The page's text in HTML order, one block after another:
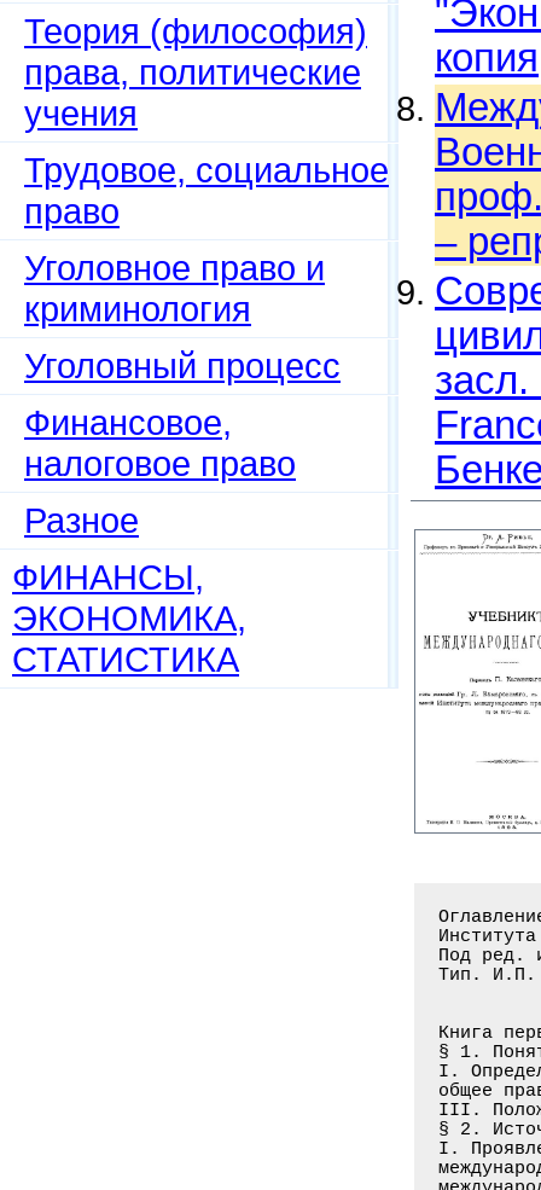
Теория (философия)
права, политические
учения
Трудовое, социальное
право
Уголовное право и
криминология
Уголовный процесс
Финансовое,
налоговое право
Разное
ФИНАНСЫ,
ЭКОНОМИКА,
СТАТИСТИКА
копия
–
Оглавление книги: Учебник международного права: С приложением постановлений
Института международного права по публичному праву за 1873-92 гг. / Ривье А.;
Под ред. и с предисл.: Л. Комаровский; Пер.: П. Казанский. - М.:
Тип. И.П. Малышева, 1893. - 370 с.


Книга первая. Общие и вступительные замечания
§ 1. Понятие, название и сущность международного права . . . . . . . . . . . . 1
I. Определение и название международного права. - II. Международное общение,
общее правосознание и область действия международного права
III. Положительный характер международного права. - IV. Comitas gentium
§ 2. Источники международного права . . . . . . . . . . . . . . . . . . . . . .7
I. Проявление и источник общего правосознания. Естественное и философское
международное право. - II. Обычай. - III. Договоры. - IV. Кодификация
международного права
§ 3. Обзор истории международного права . . . . . . . . . . . . . . . . . . . 11
I. Древность. - II. Средние века. - III. Время Реформации до Вестфальского
мира. - IV. От Вестфальского мира до Венского конгресса. - V. От Венских
договоров до настоящего времени
§ 4. Международное право как наука. Обзор истории науки международного